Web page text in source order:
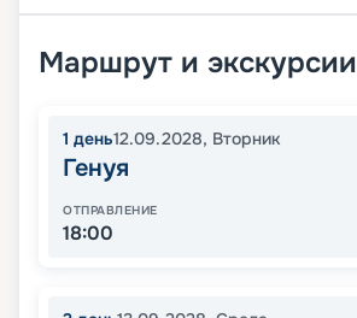
Маршрут и экскурсии
1 день12.09.2028, Вторник
Генуя
ОТПРАВЛЕНИЕ
18:00